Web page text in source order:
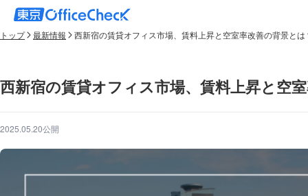
トップ 最新情報 西新宿の賃貸オフィス市場、賃料上昇と空室率改善の背景とは
西新宿の賃貸オフィス市場、賃料上昇と空
2025.05.20公開